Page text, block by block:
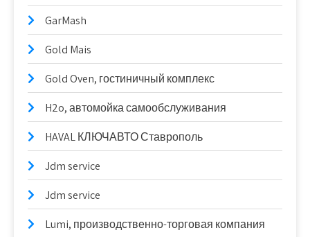
GarMash
Gold Mais
Gold Oven, гостиничный комплекс
H2o, автомойка самообслуживания
HAVAL КЛЮЧАВТО Ставрополь
Jdm service
Jdm service
Lumi, производственно-торговая компания